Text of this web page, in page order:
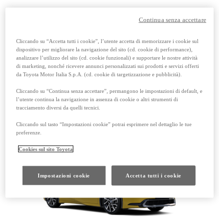
Prius Plug-in
Da € 38.900
Da € 43.000
Anche con finanziamento Toyota Easy Next
da € 239 al mese
Leggi nota
TAN 7,25 %
con anticipo € 15.870Leggi nota
rata finale € 18.269
Cliccando su “Accetta tutti i cookie”, l’utente accetta di memorizzare i cookie sul
dispositivo per migliorare la navigazione del sito (cd. cookie di performance),
analizzare l’utilizzo del sito (cd. cookie funzionali) e supportare le nostre attività
di marketing, nonché ricevere annunci personalizzati sui prodotti e servizi offerti
da Toyota Motor Italia S.p.A. (cd. cookie di targetizzazione e pubblicità).
Cliccando su “Continua senza accettare”, permangono le impostazioni di default, e
l’utente continua la navigazione in assenza di cookie o altri strumenti di
tracciamento diversi da quelli tecnici.
Cliccando sul tasto “Impostazioni cookie” potrai esprimere nel dettaglio le tue
preferenze.
Cookies sul sito Toyota
Impostazioni cookie Accetta tutti i cookie
Continua senza accettare